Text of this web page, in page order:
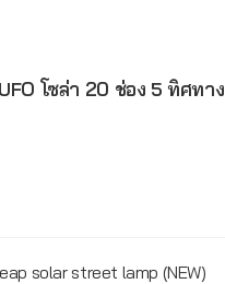
โซล่า 20 ช่อง 5 ทิศทาง
solar street lamp (NEW)